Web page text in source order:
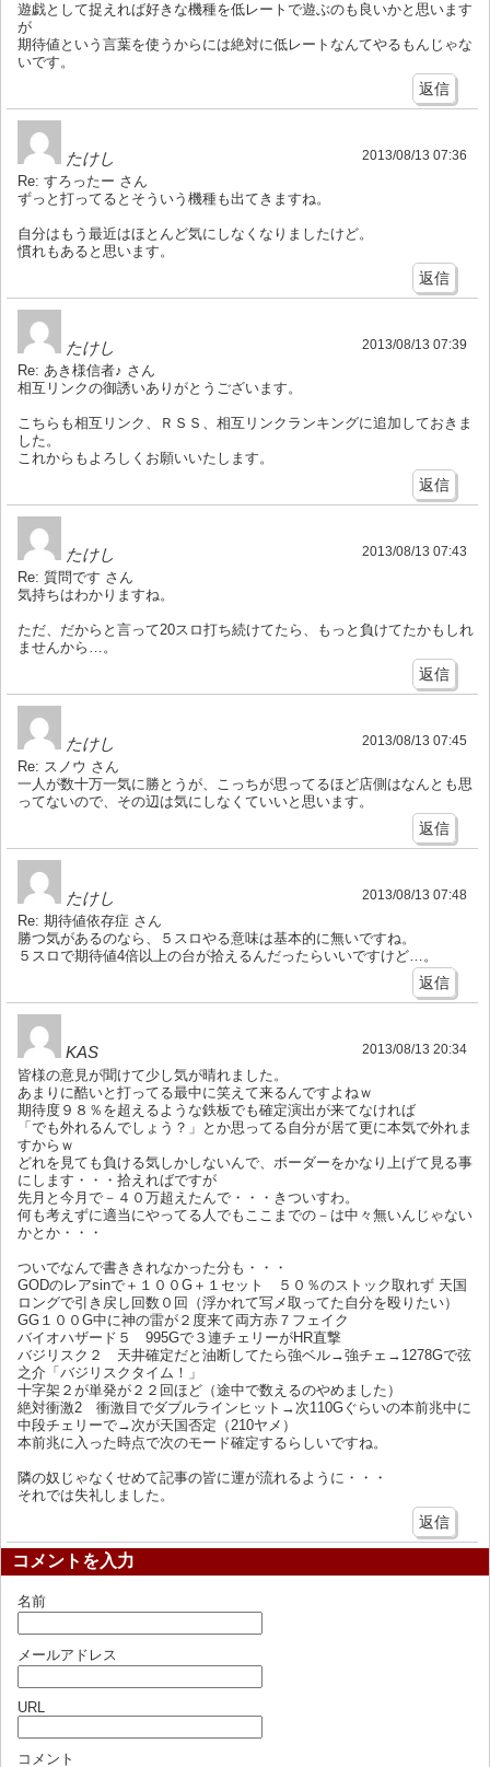
遊戯として捉えれば好きな機種を低レートで遊ぶのも良いかと思います
が
期待値という言葉を使うからには絶対に低レートなんてやるもんじゃな
いです。
返信
たけし 2013/08/13 07:36
Re: すろったー さん
ずっと打ってるとそういう機種も出てきますね。
自分はもう最近はほとんど気にしなくなりましたけど。
慣れもあると思います。
返信
たけし 2013/08/13 07:39
Re: あき様信者♪ さん
相互リンクの御誘いありがとうございます。
こちらも相互リンク、ＲＳＳ、相互リンクランキングに追加しておきま
した。
これからもよろしくお願いいたします。
返信
たけし 2013/08/13 07:43
Re: 質問です さん
気持ちはわかりますね。
ただ、だからと言って20スロ打ち続けてたら、もっと負けてたかもしれ
ませんから…。
返信
たけし 2013/08/13 07:45
Re: スノウ さん
一人が数十万一気に勝とうが、こっちが思ってるほど店側はなんとも思
ってないので、その辺は気にしなくていいと思います。
返信
たけし 2013/08/13 07:48
Re: 期待値依存症 さん
勝つ気があるのなら、５スロやる意味は基本的に無いですね。
５スロで期待値4倍以上の台が拾えるんだったらいいですけど…。
返信
KAS 2013/08/13 20:34
皆様の意見が聞けて少し気が晴れました。
あまりに酷いと打ってる最中に笑えて来るんですよねｗ
期待度９８％を超えるような鉄板でも確定演出が来てなければ
「でも外れるんでしょう？」とか思ってる自分が居て更に本気で外れま
すからｗ
どれを見ても負ける気しかしないんで、ボーダーをかなり上げて見る事
にします・・・拾えればですが
先月と今月で－４０万超えたんで・・・きついすわ。
何も考えずに適当にやってる人でもここまでの－は中々無いんじゃない
かとか・・・
ついでなんで書ききれなかった分も・・・
GODのレアsinで＋１００G＋１セット ５０％のストック取れず 天国
ロングで引き戻し回数０回（浮かれて写メ取ってた自分を殴りたい）
GG１００G中に神の雷が２度来て両方赤７フェイク
バイオハザード５ 995Gで３連チェリーがHR直撃
バジリスク２ 天井確定だと油断してたら強ベル→強チェ→1278Gで弦
之介「バジリスクタイム！」
十字架２が単発が２２回ほど（途中で数えるのやめました）
絶対衝激2 衝激目でダブルラインヒット→次110Gぐらいの本前兆中に
中段チェリーで→次が天国否定（210ヤメ）
本前兆に入った時点で次のモード確定するらしいですね。
隣の奴じゃなくせめて記事の皆に運が流れるように・・・
それでは失礼しました。
返信
コメントを入力
名前
メールアドレス
URL
コメント